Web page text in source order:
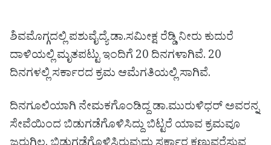
ಶಿವಮೊಗ್ಗದಲ್ಲಿ ಪಶುವೈದ್ಯೆ ಡಾ.ಸಮೀಕ್ಷ ರೆಡ್ಡಿ ನೀರು ಕುದುರೆ
ದಾಳಿಯಲ್ಲಿ ಮೃತಪಟ್ಟು ಇಂದಿಗೆ 20 ದಿನಗಳಾಗಿವೆ. 20
ದಿನಗಳಲ್ಲಿ ಸರ್ಕಾರದ ಕ್ರಮ ಆಮೆಗತಿಯಲ್ಲಿ ಸಾಗಿವೆ.
ದಿನಗೂಲಿಯಾಗಿ ನೇಮಕಗೊಂಡಿದ್ದ ಡಾ.ಮುರುಳಿಧರ್ ಅವರನ್ನ
ಸೇವೆಯಿಂದ ಬಿಡುಗಡೆಗೊಳಿಸಿದ್ದು ಬಿಟ್ಟರೆ ಯಾವ ಕ್ರಮವೂ